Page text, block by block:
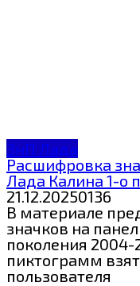
ЗнП Лада
Расшифровка
Лада Калина 1-о
21.12.20250136
В материале
значков на
поколения
пиктограмм
пользователя